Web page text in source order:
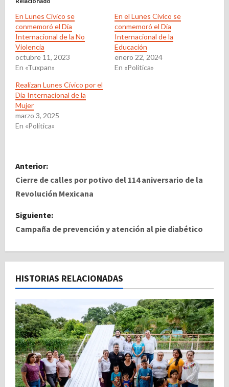
En Lunes Cívico se
conmemoró el Día
Internacional de la No
Violencia
octubre 11, 2023
En «Tuxpan»
En el Lunes Cívico se
conmemoró el Día
Internacional de la
Educación
enero 22, 2024
En «Politica»
Realizan Lunes Cívico por el
Día Internacional de la
Mujer
marzo 3, 2025
En «Politica»
N
a
e
g
c
i
ó
n
d
Anterior:
Cierre de calles por potivo del 114 aniversario de la
Revolución Mexicana
Siguiente:
Campaña de prevención y atención al pie diabético
HISTORIAS RELACIONADAS